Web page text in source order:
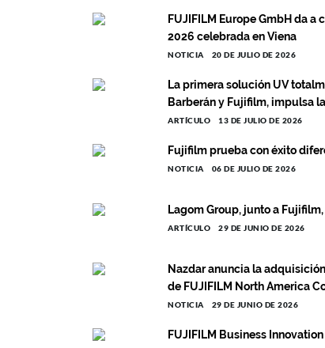
FUJIFILM Europe GmbH da
2026 celebrada en Viena
NOTICIA 20 DE JULIO DE 2026
La primera solución UV
Barberán y Fujifilm, impulsa
ARTÍCULO 13 DE JULIO DE 2026
Fujifilm prueba con éxito
NOTICIA 06 DE JULIO DE 2026
Lagom Group, junto a
ARTÍCULO 29 DE JUNIO DE 2026
Nazdar anuncia la
de FUJIFILM North America
NOTICIA 29 DE JUNIO DE 2026
FUJIFILM Business